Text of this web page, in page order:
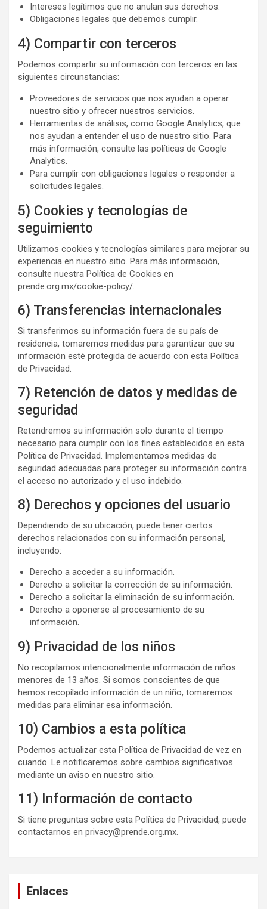
Intereses legítimos que no anulan sus derechos.
Obligaciones legales que debemos cumplir.
4) Compartir con terceros
Podemos compartir su información con terceros en las
siguientes circunstancias:
Proveedores de servicios que nos ayudan a operar
nuestro sitio y ofrecer nuestros servicios.
Herramientas de análisis, como Google Analytics, que
nos ayudan a entender el uso de nuestro sitio. Para
más información, consulte las políticas de Google
Analytics.
Para cumplir con obligaciones legales o responder a
solicitudes legales.
5) Cookies y tecnologías de
seguimiento
Utilizamos cookies y tecnologías similares para mejorar su
experiencia en nuestro sitio. Para más información,
consulte nuestra Política de Cookies en
prende.org.mx/cookie-policy/.
6) Transferencias internacionales
Si transferimos su información fuera de su país de
residencia, tomaremos medidas para garantizar que su
información esté protegida de acuerdo con esta Política
de Privacidad.
7) Retención de datos y medidas de
seguridad
Retendremos su información solo durante el tiempo
necesario para cumplir con los fines establecidos en esta
Política de Privacidad. Implementamos medidas de
seguridad adecuadas para proteger su información contra
el acceso no autorizado y el uso indebido.
8) Derechos y opciones del usuario
Dependiendo de su ubicación, puede tener ciertos
derechos relacionados con su información personal,
incluyendo:
Derecho a acceder a su información.
Derecho a solicitar la corrección de su información.
Derecho a solicitar la eliminación de su información.
Derecho a oponerse al procesamiento de su
información.
9) Privacidad de los niños
No recopilamos intencionalmente información de niños
menores de 13 años. Si somos conscientes de que
hemos recopilado información de un niño, tomaremos
medidas para eliminar esa información.
10) Cambios a esta política
Podemos actualizar esta Política de Privacidad de vez en
cuando. Le notificaremos sobre cambios significativos
mediante un aviso en nuestro sitio.
11) Información de contacto
Si tiene preguntas sobre esta Política de Privacidad, puede
contactarnos en privacy@prende.org.mx.
Enlaces